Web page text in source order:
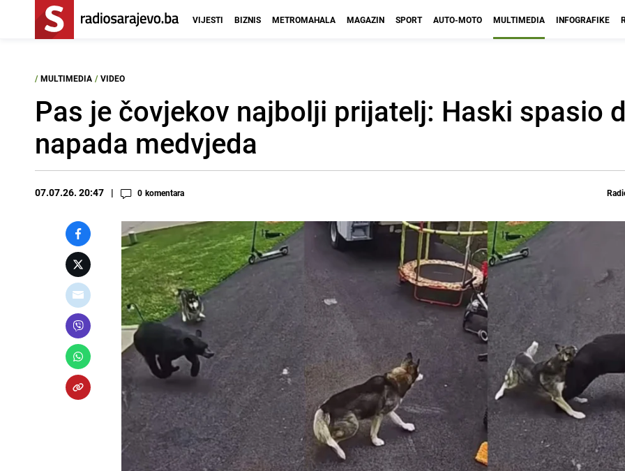
VIJESTI BIZNIS METROMAHALA MAGAZIN SPORT AUTO-MOTO MULTIMEDIA INFOGRAFIKE
/ MULTIMEDIA / VIDEO
Pas je čovjekov najbolji prijatelj: Haski spasio
napada medvjeda
07.07.26. 20:47 0 komentara